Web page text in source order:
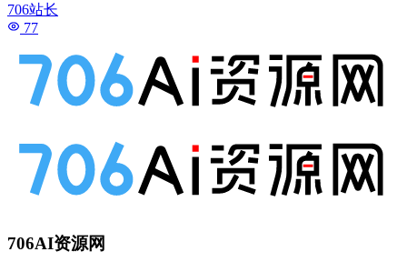
706站长
77
706AI资源网